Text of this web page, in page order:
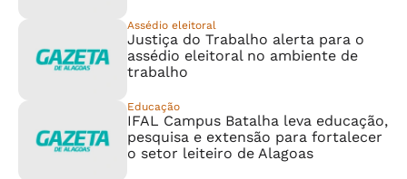
Assédio eleitoral
Justiça do Trabalho alerta para o
assédio eleitoral no ambiente de
trabalho
Educação
IFAL Campus Batalha leva educação,
pesquisa e extensão para fortalecer
o setor leiteiro de Alagoas